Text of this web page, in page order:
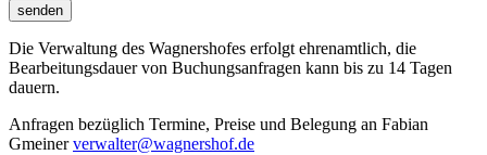
senden
Die Verwaltung des Wagnershofes erfolgt ehrenamtlich, die
Bearbeitungsdauer von Buchungsanfragen kann bis zu 14 Tagen
dauern.
Anfragen bezüglich Termine, Preise und Belegung an Fabian
Gmeinerverwalter@wagnershof.de